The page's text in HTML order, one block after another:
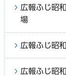
広報ふじ昭
場
広報ふじ昭
広報ふじ昭